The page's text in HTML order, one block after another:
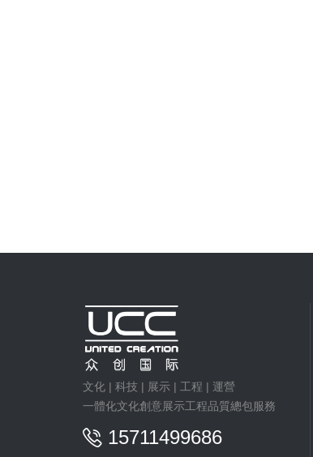
文化 | 科技 | 展示 | 工程 | 運營
一體化文化創意展示工程品質總包服務
15711499686